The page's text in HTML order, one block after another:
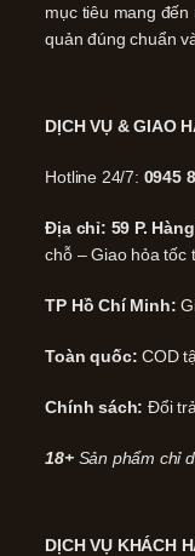
mục tiêu mang
quản đúng chuẩn
DỊCH VỤ & GIAO
Hotline 24/7: 0945
Địa chỉ: 59 P.
chỗ – Giao hỏa tốc
TP Hồ Chí Minh:
Toàn quốc: COD
Chính sách: Đổi
18+ Sản phẩm chỉ
DỊCH VỤ KHÁCH